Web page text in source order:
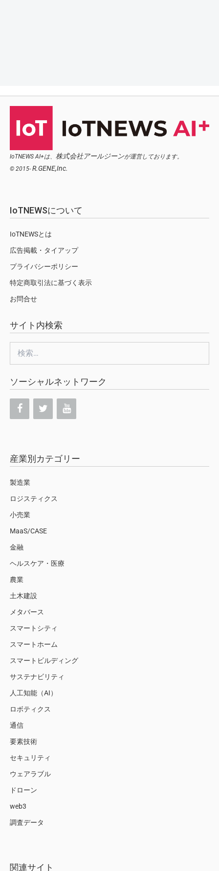
IoTNEWS AI+は、 株式会社アールジーンが運営しております。
© 2015- R.GENE,Inc.
IoTNEWSについて
IoTNEWSとは
広告掲載・タイアップ
プライバシーポリシー
特定商取引法に基づく表示
お問合せ
サイト内検索
索:
ソーシャルネットワーク
産業別カテゴリー
製造業
ロジスティクス
小売業
MaaS/CASE
金融
ヘルスケア・医療
農業
土木建設
メタバース
スマートシティ
スマートホーム
スマートビルディング
サステナビリティ
人工知能（AI）
ロボティクス
通信
要素技術
セキュリティ
ウェアラブル
ドローン
web3
調査データ
関連サイト